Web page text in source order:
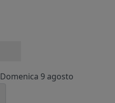
Domenica 9 agosto